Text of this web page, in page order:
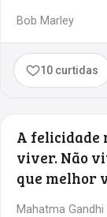
Bob Marley
10 curtidas
A felicidade
viver. Não
que melhor
Mahatma Gandhi